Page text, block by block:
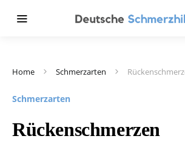
Home Schmerzarten
Schmerzarten
Rückenschmerzen